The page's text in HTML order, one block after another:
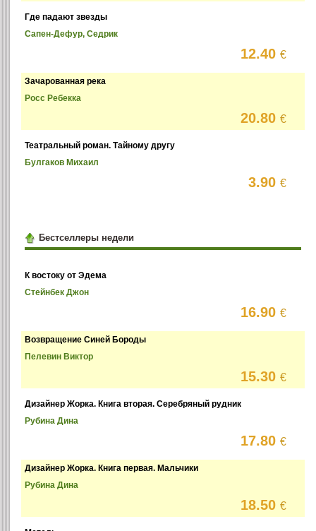
Где падают звезды
Сапен-Дефур, Седрик
12.40€
Зачарованная река
Росс Ребекка
20.80€
Театральный роман. Тайному другу
Булгаков Михаил
3.90€
Бестселлеры недели
К востоку от Эдема
Стейнбек Джон
16.90€
Возвращение Синей Бороды
Пелевин Виктор
15.30€
Дизайнер Жорка. Книга вторая. Серебряный рудник
Рубина Дина
17.80€
Дизайнер Жорка. Книга первая. Мальчики
Рубина Дина
18.50€